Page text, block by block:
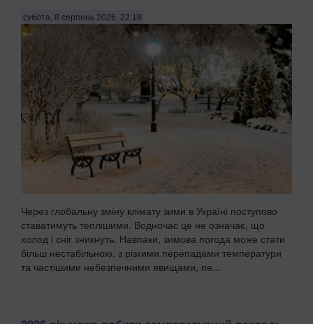
субота, 8 серпень 2026, 22:18
Через глобальну зміну клімату зими в Україні поступово
ставатимуть теплішими. Водночас це не означає, що
холод і сніг зникнуть. Навпаки, зимова погода може стати
більш нестабільною, з різкими перепадами температури
та частішими небезпечними явищами, пе...